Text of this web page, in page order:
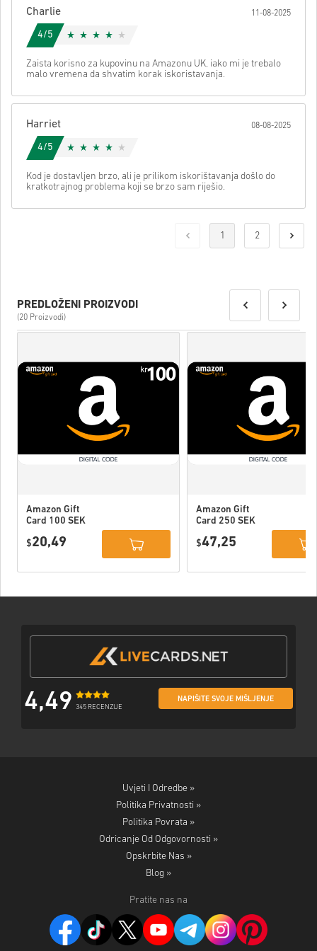
Charlie 11-08-2025
4/5
Zaista korisno za kupovinu na Amazonu UK, iako mi je trebalo
malo vremena da shvatim korak iskoristavanja.
Harriet 08-08-2025
4/5
Kod je dostavljen brzo, ali je prilikom iskorištavanja došlo do
kratkotrajnog problema koji se brzo sam riješio.
1 2
PREDLOŽENI PROIZVODI
(20 Proizvodi)
Amazon Gift
Card 100 SEK
$20,49
Amazon Gift
Card 250 SEK
$47,25
4,49 345 RECENZIJE
NAPIŠITE SVOJE MIŠLJENJE
Uvjeti I Odredbe »
Politika Privatnosti »
Politika Povrata »
Odricanje Od Odgovornosti »
Opskrbite Nas »
Blog »
Pratite nas na